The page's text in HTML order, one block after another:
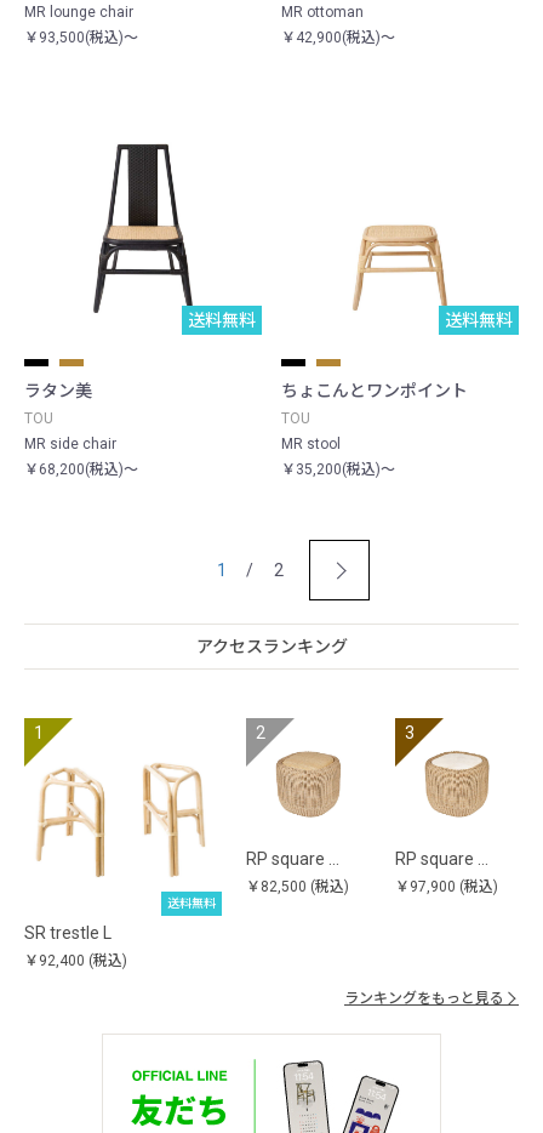
MR lounge chair
￥93,500(税込)～
MR ottoman
￥42,900(税込)～
送料無料
ラタン美
TOU
MR side chair
￥68,200(税込)～
送料無料
ちょこんとワンポイント
TOU
MR stool
￥35,200(税込)～
1 / 2
アクセスランキング
送料無料
SR trestle L
￥92,400 (税込)
RP square …
￥82,500 (税込)
RP square …
￥97,900 (税込)
ランキングをもっと見る